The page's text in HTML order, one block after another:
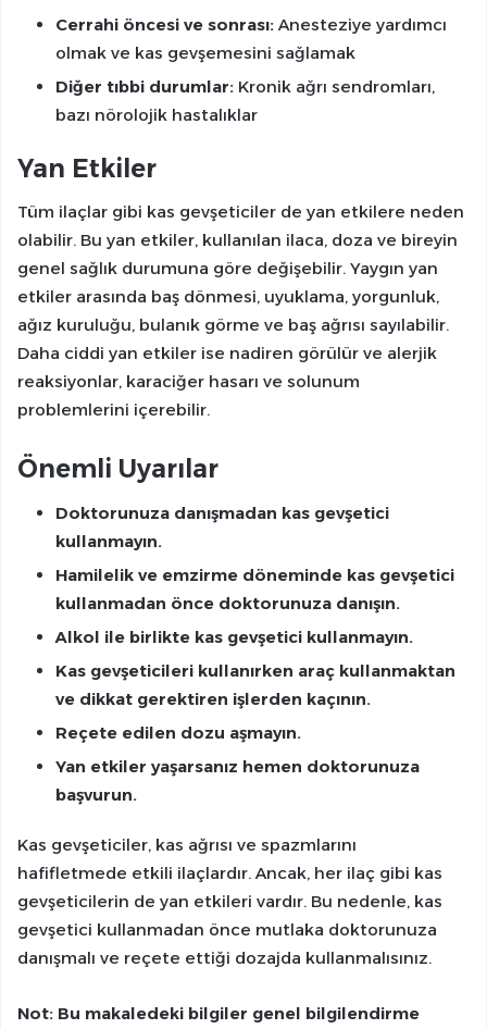
Cerrahi öncesi ve sonrası: Anesteziye yardımcı
olmak ve kas gevşemesini sağlamak
Diğer tıbbi durumlar: Kronik ağrı sendromları,
bazı nörolojik hastalıklar
Yan Etkiler
Tüm ilaçlar gibi kas gevşeticiler de yan etkilere neden
olabilir. Bu yan etkiler, kullanılan ilaca, doza ve bireyin
genel sağlık durumuna göre değişebilir. Yaygın yan
etkiler arasında baş dönmesi, uyuklama, yorgunluk,
ağız kuruluğu, bulanık görme ve baş ağrısı sayılabilir.
Daha ciddi yan etkiler ise nadiren görülür ve alerjik
reaksiyonlar, karaciğer hasarı ve solunum
problemlerini içerebilir.
Önemli Uyarılar
Doktorunuza danışmadan kas gevşetici
kullanmayın.
Hamilelik ve emzirme döneminde kas gevşetici
kullanmadan önce doktorunuza danışın.
Alkol ile birlikte kas gevşetici kullanmayın.
Kas gevşeticileri kullanırken araç kullanmaktan
ve dikkat gerektiren işlerden kaçının.
Reçete edilen dozu aşmayın.
Yan etkiler yaşarsanız hemen doktorunuza
başvurun.
Kas gevşeticiler, kas ağrısı ve spazmlarını
hafifletmede etkili ilaçlardır. Ancak, her ilaç gibi kas
gevşeticilerin de yan etkileri vardır. Bu nedenle, kas
gevşetici kullanmadan önce mutlaka doktorunuza
danışmalı ve reçete ettiği dozajda kullanmalısınız.
Not: Bu makaledeki bilgiler genel bilgilendirme